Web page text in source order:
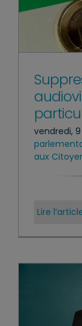
vendredi,
aux
Lire